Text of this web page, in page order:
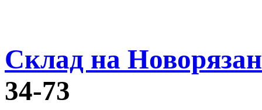
Склад на
34-73